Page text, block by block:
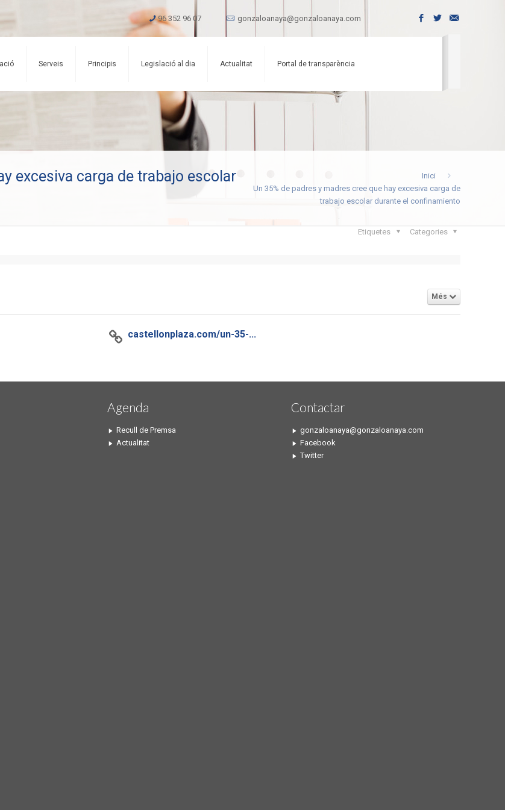
96 352 96 07 gonzaloanaya@gonzaloanaya.com
Serveis Principis Legislació al dia Actualitat Portal de transparència
excesiva carga de trabajo escolar
Inici
Un 35% de padres y madres cree que hay excesiva carga de
trabajo escolar durante el confinamiento
Categories
Etiquetes
Més
castellonplaza.com/un-35-...
Agenda
Recull de Premsa
Actualitat
Contactar
gonzaloanaya@gonzaloanaya.com
Facebook
Twitter